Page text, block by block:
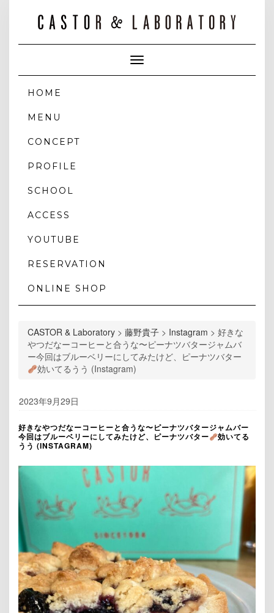
Toggle
Navigation
HOME
MENU
CONCEPT
PROFILE
SCHOOL
ACCESS
YOUTUBE
RESERVATION
ONLINE SHOP
CASTOR & Laboratory > 藤野貴子 > Instagram > 好きな
やつだなーコーヒーと合うな〜ピーナツバタージャムバ
ー今回はブルーベリーにしてみたけど、ピーナツバター
効いてるうう (Instagram)
2023年9月29日
好きなやつだなーコーヒーと合うな〜ピーナツバタージャムバー
今回はブルーベリーにしてみたけど、ピーナツバター
効いてる
うう (INSTAGRAM)